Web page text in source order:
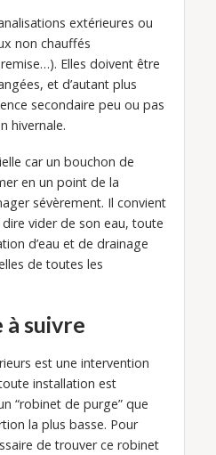
extérieures ou
non chauffés
Elles doivent être
et d’autant plus
secondaire peu ou pas
hivernale.
car un bouchon de
en un point de la
sévèrement. Il convient
dire vider de son eau, toute
d’eau et de drainage
de toutes les
à suivre
est une intervention
installation est
“robinet de purge” que
la plus basse. Pour
de trouver ce robinet